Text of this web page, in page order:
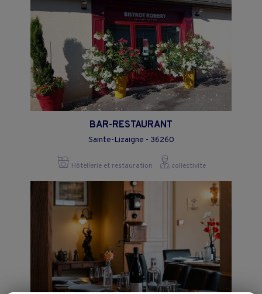
BAR-RESTAURANT
Sainte-Lizaigne - 36260
Hôtellerie et restauration collectivite